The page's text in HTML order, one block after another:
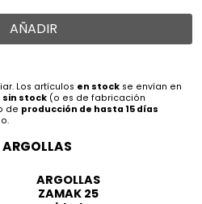
AÑADIR
Los artículos en stock se envían en
sin stock (o es de fabricación
de producción de hasta 15 días
ARGOLLAS
ZAMAK 25